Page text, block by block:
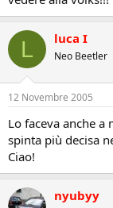
L luca I
Neo Beetler
12 Novembre 2005
Lo faceva anche a
spinta più decisa
Ciao!
nyubyy